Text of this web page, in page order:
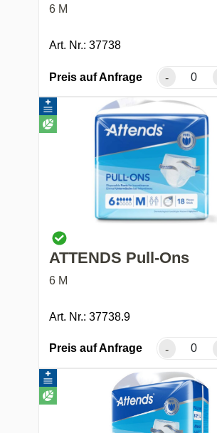
6 M
Art. Nr.: 37738
Preis auf Anfrage -
ATTENDS Pull-Ons
6 M
Art. Nr.: 37738.9
Preis auf Anfrage -